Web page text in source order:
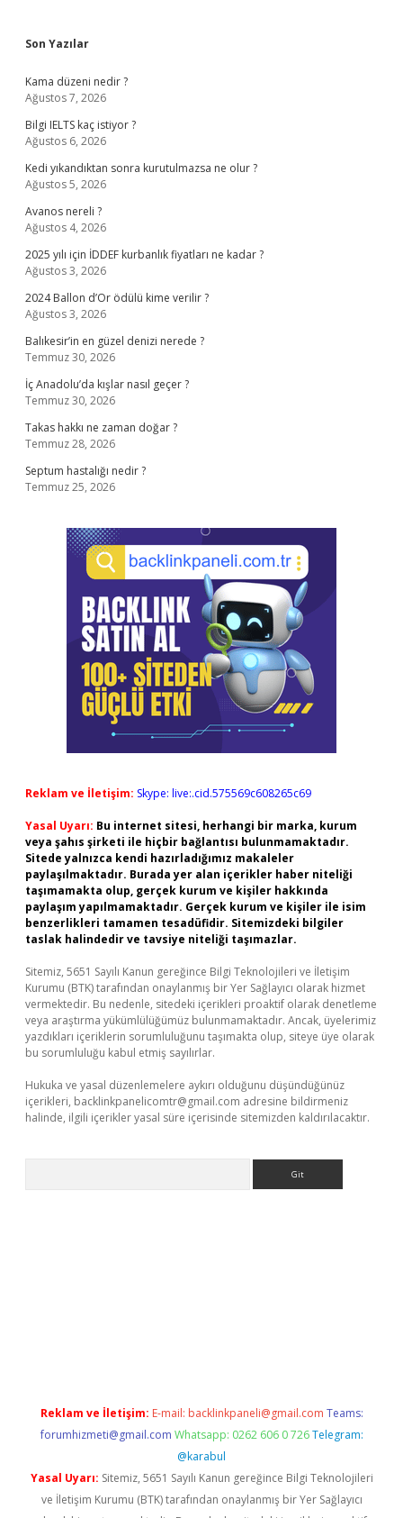
Sidebar
Son Yazılar
Kama düzeni nedir ?
Ağustos 7, 2026
Bilgi IELTS kaç istiyor ?
Ağustos 6, 2026
Kedi yıkandıktan sonra kurutulmazsa ne olur ?
Ağustos 5, 2026
Avanos nereli ?
Ağustos 4, 2026
2025 yılı için İDDEF kurbanlık fiyatları ne kadar ?
Ağustos 3, 2026
2024 Ballon d’Or ödülü kime verilir ?
Ağustos 3, 2026
Balıkesir’in en güzel denizi nerede ?
Temmuz 30, 2026
İç Anadolu’da kışlar nasıl geçer ?
Temmuz 30, 2026
Takas hakkı ne zaman doğar ?
Temmuz 28, 2026
Septum hastalığı nedir ?
Temmuz 25, 2026
Reklam ve İletişim: Skype: live:.cid.575569c608265c69
Yasal Uyarı: Bu internet sitesi, herhangi bir marka, kurum
veya şahıs şirketi ile hiçbir bağlantısı bulunmamaktadır.
Sitede yalnızca kendi hazırladığımız makaleler
paylaşılmaktadır. Burada yer alan içerikler haber niteliği
taşımamakta olup, gerçek kurum ve kişiler hakkında
paylaşım yapılmamaktadır. Gerçek kurum ve kişiler ile isim
benzerlikleri tamamen tesadüfidir. Sitemizdeki bilgiler
taslak halindedir ve tavsiye niteliği taşımazlar.
Sitemiz, 5651 Sayılı Kanun gereğince Bilgi Teknolojileri ve İletişim
Kurumu (BTK) tarafından onaylanmış bir Yer Sağlayıcı olarak hizmet
vermektedir. Bu nedenle, sitedeki içerikleri proaktif olarak denetleme
veya araştırma yükümlülüğümüz bulunmamaktadır. Ancak, üyelerimiz
yazdıkları içeriklerin sorumluluğunu taşımakta olup, siteye üye olarak
bu sorumluluğu kabul etmiş sayılırlar.
Hukuka ve yasal düzenlemelere aykırı olduğunu düşündüğünüz
içerikleri, backlinkpanelicomtr@gmail.com adresine bildirmeniz
halinde, ilgili içerikler yasal süre içerisinde sitemizden kaldırılacaktır.
Reklam ve İletişim: E-mail: backlinkpaneli@gmail.com Teams:
forumhizmeti@gmail.com Whatsapp: 0262 606 0 726 Telegram:
@karabul
Yasal Uyarı: Sitemiz, 5651 Sayılı Kanun gereğince Bilgi Teknolojileri
ve İletişim Kurumu (BTK) tarafından onaylanmış bir Yer Sağlayıcı